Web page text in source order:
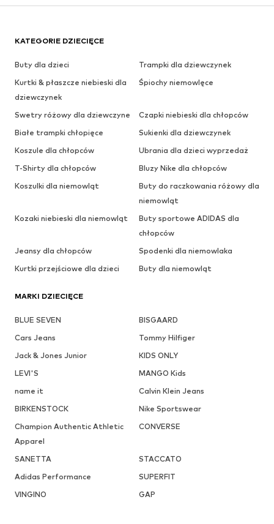
KATEGORIE DZIECIĘCE
Buty dla dzieci
Trampki dla dziewczynek
Kurtki & płaszcze niebieski dla
dziewczynek
Śpiochy niemowlęce
Swetry różowy dla dziewczyne
Czapki niebieski dla chłopców
Białe trampki chłopięce
Sukienki dla dziewczynek
Koszule dla chłopców
Ubrania dla dzieci wyprzedaż
T-Shirty dla chłopców
Bluzy Nike dla chłopców
Koszulki dla niemowląt
Buty do raczkowania różowy dla
niemowląt
Kozaki niebieski dla niemowląt
Buty sportowe ADIDAS dla
chłopców
Jeansy dla chłopców
Spodenki dla niemowlaka
Kurtki przejściowe dla dzieci
Buty dla niemowląt
MARKI DZIECIĘCE
BLUE SEVEN
BISGAARD
Cars Jeans
Tommy Hilfiger
Jack & Jones Junior
KIDS ONLY
LEVI'S
MANGO Kids
name it
Calvin Klein Jeans
BIRKENSTOCK
Nike Sportswear
Champion Authentic Athletic
Apparel
CONVERSE
SANETTA
STACCATO
Adidas Performance
SUPERFIT
VINGINO
GAP